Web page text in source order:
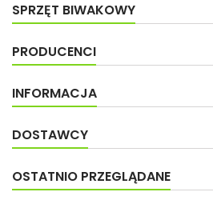
SPRZĘT BIWAKOWY
PRODUCENCI
INFORMACJA
DOSTAWCY
OSTATNIO PRZEGLĄDANE